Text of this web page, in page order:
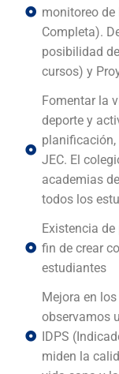
monitoreo de
Completa).
posibilidad
cursos) y
Fomentar la
deporte y
planificación,
JEC. El
academias
todos los
Existencia
fin de crear
estudiantes
Mejora en
observamos
IDPS
miden la